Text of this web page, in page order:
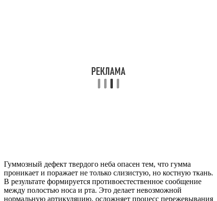
Гуммозный дефект твердого неба опасен тем, что гумма
проникает и поражает не только слизистую, но костную ткань.
В результате формируется противоестественное сообщение
между полостью носа и рта. Это делает невозможной
нормальную артикуляцию, осложняет процесс пережевывания